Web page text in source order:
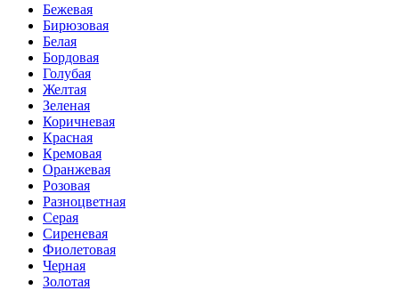
Бежевая
Бирюзовая
Белая
Бордовая
Голубая
Желтая
Зеленая
Коричневая
Красная
Кремовая
Оранжевая
Розовая
Разноцветная
Серая
Сиреневая
Фиолетовая
Черная
Золотая